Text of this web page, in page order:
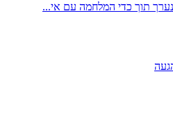
תוך כדי המלחמה עם אי...